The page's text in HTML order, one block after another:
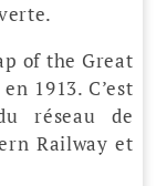
of the Great
1913. C’est
réseau de
Railway et